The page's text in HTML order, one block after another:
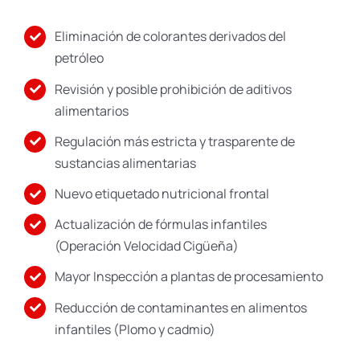
Eliminación de colorantes derivados del
petróleo
Revisión y posible prohibición de aditivos
alimentarios
Regulación más estricta y trasparente de
sustancias alimentarias
Nuevo etiquetado nutricional frontal
Actualización de fórmulas infantiles
(Operación Velocidad Cigüeña)
Mayor Inspección a plantas de procesamiento
Reducción de contaminantes en alimentos
infantiles (Plomo y cadmio)